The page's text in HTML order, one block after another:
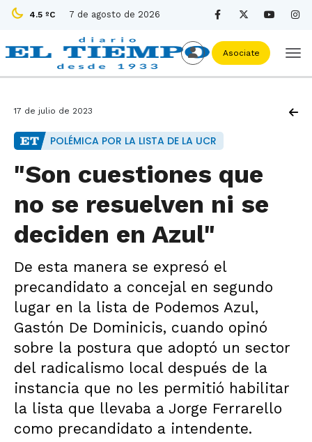
4.5 ºC 7 de agosto de 2026
Asociate
17 de julio de 2023
POLÉMICA POR LA LISTA DE LA UCR
"Son cuestiones que
no se resuelven ni se
deciden en Azul"
De esta manera se expresó el
precandidato a concejal en segundo
lugar en la lista de Podemos Azul,
Gastón De Dominicis, cuando opinó
sobre la postura que adoptó un sector
del radicalismo local después de la
instancia que no les permitió habilitar
la lista que llevaba a Jorge Ferrarello
como precandidato a intendente.